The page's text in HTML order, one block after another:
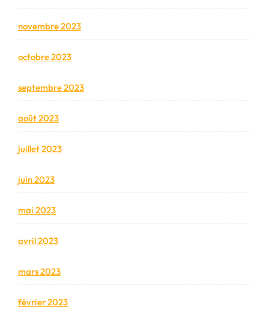
novembre 2023
octobre 2023
septembre 2023
août 2023
juillet 2023
juin 2023
mai 2023
avril 2023
mars 2023
février 2023